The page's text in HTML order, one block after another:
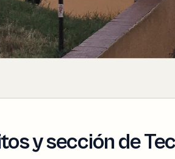
y sección de